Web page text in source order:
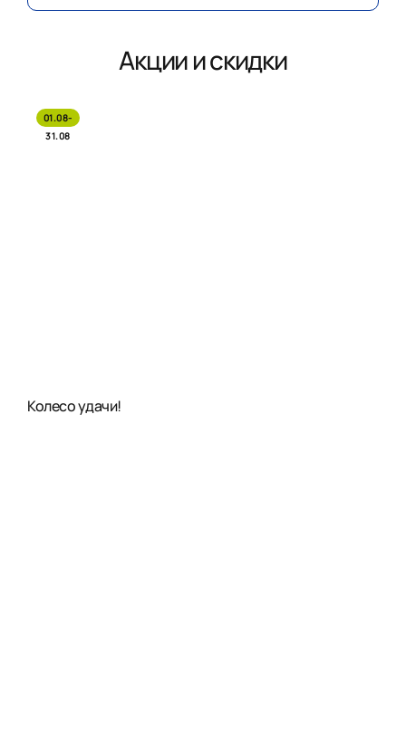
Акции и скидки
01.08-
31.08
Колесо удачи!